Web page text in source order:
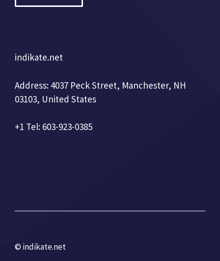
indikate.net
Address: 4037 Peck Street, Manchester, NH
03103, United States
+1 Tel: 603-923-0385
© indikate.net